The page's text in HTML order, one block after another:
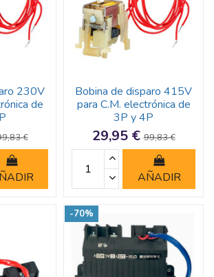
230V
de
€
Bobina de disparo 415V
para C.M. electrónica de
3P y 4P
29,95 €99,83 €
AÑADIR
-70%